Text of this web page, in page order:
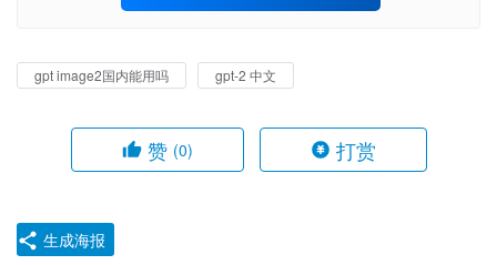
gpt image2国内能用吗 gpt-2 中文
赞 (0) 打赏
生成海报